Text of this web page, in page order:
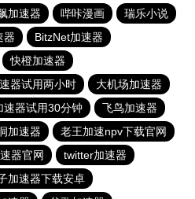
加速器 哔咔漫画
瑞乐小说
器
BitzNet加速器
快橙加速器
器试用两小时
大机场加速器
速器试用30分钟
飞鸟加速器
加速器
老王加速npv下载官网
器官网
twitter加速器
加速器下载安卓